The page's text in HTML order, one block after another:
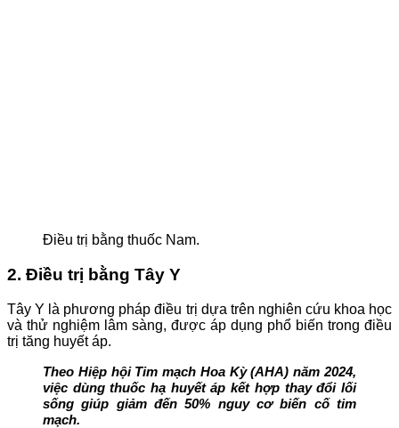
Điều trị bằng thuốc Nam.
2. Điều trị bằng Tây Y
Tây Y là phương pháp điều trị dựa trên nghiên cứu khoa học
và thử nghiệm lâm sàng, được áp dụng phổ biến trong điều
trị tăng huyết áp.
Theo Hiệp hội Tim mạch Hoa Kỳ (AHA) năm 2024,
việc dùng thuốc hạ huyết áp kết hợp thay đổi lối
sống giúp giảm đến 50% nguy cơ biến cố tim
mạch.